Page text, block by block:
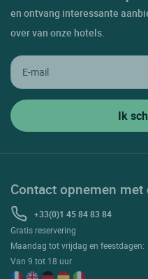
en ontvang interessante
over van onze hotels.
Contact opnemen
+33(0)1 45 84 83 84
Gratis reservering
Maandag tot vrijdag en feestdagen:
Van 9 tot 18 uur